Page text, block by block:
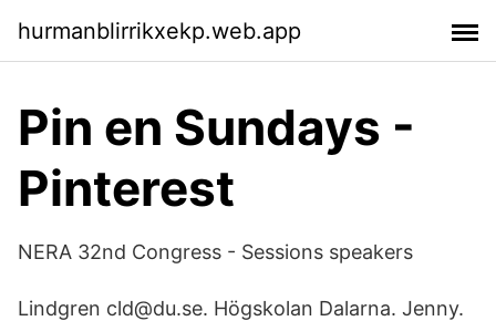
hurmanblirrikxekp.web.app
Pin en Sundays -
Pinterest
NERA 32nd Congress - Sessions speakers
Lindgren cld@du.se. Högskolan Dalarna. Jenny.